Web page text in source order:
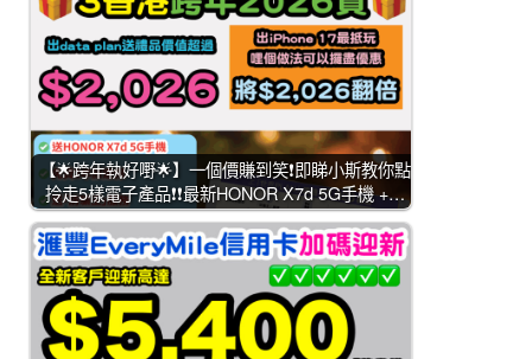
【🌟跨年執好嘢🌟】一個價賺到笑❗即睇小斯教你點
拎走5樣電子產品❗❗最新HONOR X7d 5G手機 +…